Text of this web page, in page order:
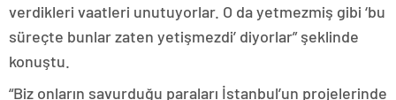
verdikleri vaatleri unutuyorlar. O da yetmezmiş gibi ‘bu
süreçte bunlar zaten yetişmezdi’ diyorlar” şeklinde
konuştu.
“Biz onların savurduğu paraları İstanbul’un projelerinde